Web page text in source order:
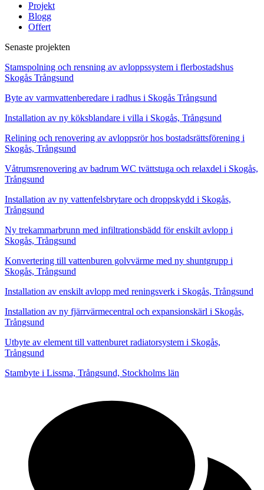
Projekt
Blogg
Offert
Senaste projekten
Stamspolning och rensning av avloppssystem i flerbostadshus
Skogås Trångsund
Byte av varmvattenberedare i radhus i Skogås Trångsund
Installation av ny köksblandare i villa i Skogås, Trångsund
Relining och renovering av avloppsrör hos bostadsrättsförening i
Skogås, Trångsund
Våtrumsrenovering av badrum WC tvättstuga och relaxdel i Skogås,
Trångsund
Installation av ny vattenfelsbrytare och droppskydd i Skogås,
Trångsund
Ny trekammarbrunn med infiltrationsbädd för enskilt avlopp i
Skogås, Trångsund
Konvertering till vattenburen golvvärme med ny shuntgrupp i
Skogås, Trångsund
Installation av enskilt avlopp med reningsverk i Skogås, Trångsund
Installation av ny fjärrvärmecentral och expansionskärl i Skogås,
Trångsund
Utbyte av element till vattenburet radiatorsystem i Skogås,
Trångsund
Stambyte i Lissma, Trångsund, Stockholms län